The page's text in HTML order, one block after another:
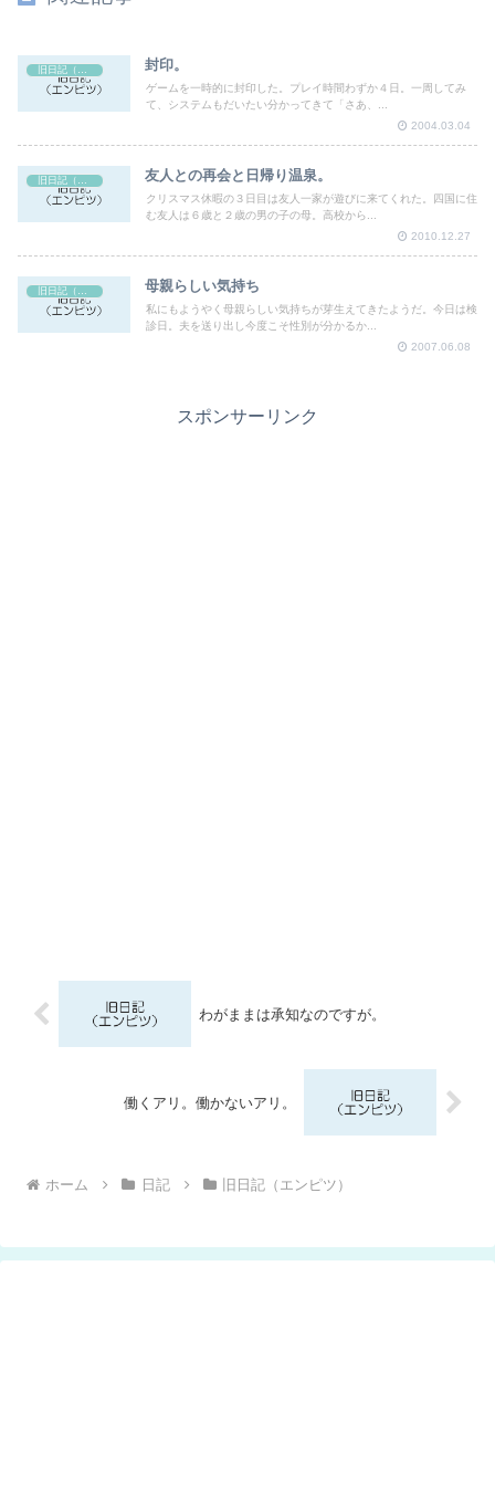
旧日記（エンピツ） 封印。
ゲームを一時的に封印した。プレイ時間わずか４日。一周してみ
て、システムもだいたい分かってきて「さあ、...
2004.03.04
旧日記（エンピツ） 友人との再会と日帰り温泉。
クリスマス休暇の３日目は友人一家が遊びに来てくれた。四国に住
む友人は６歳と２歳の男の子の母。高校から...
2010.12.27
母親らしい気持ち
私にもようやく母親らしい気持ちが芽生えてきたようだ。今日は検
診日。夫を送り出し今度こそ性別が分かるか...
2007.06.08
スポンサーリンク
わがままは承知なのですが。
働くアリ。働かないアリ。
ホーム 日記 旧日記（エンピツ）